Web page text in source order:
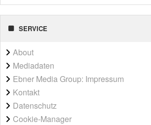
SERVICE
About
Mediadaten
Ebner Media Group: Impressum
Kontakt
Datenschutz
Cookie-Manager